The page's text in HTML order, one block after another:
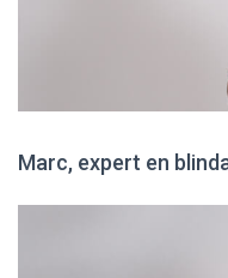
Marc, expert en